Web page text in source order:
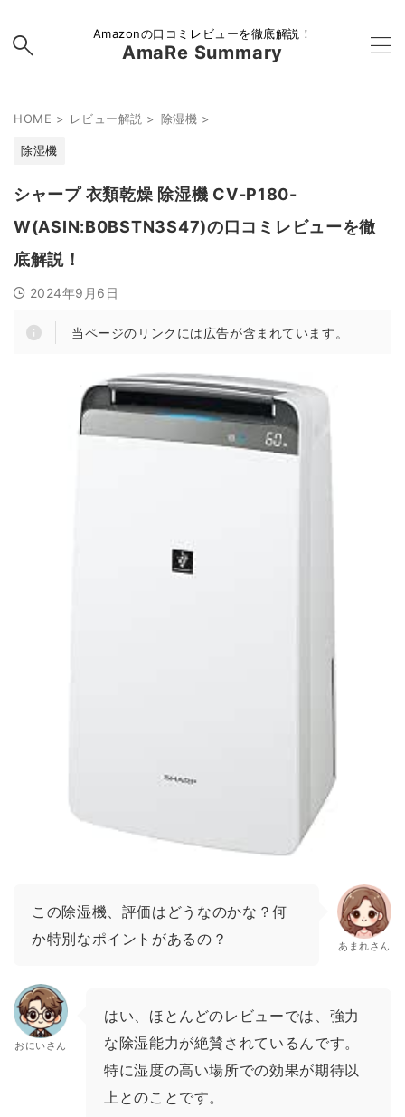
Amazonの口コミレビューを徹底解説！
AmaRe Summary
HOME > レビュー解説 > 除湿機 >
除湿機
シャープ 衣類乾燥 除湿機 CV-P180-
W(ASIN:B0BSTN3S47)の口コミレビューを徹
底解説！
2024年9月6日
当ページのリンクには広告が含まれています。
この除湿機、評価はどうなのかな？何
か特別なポイントがあるの？
あまれさん
おにいさん
はい、ほとんどのレビューでは、強力
な除湿能力が絶賛されているんです。
特に湿度の高い場所での効果が期待以
上とのことです。